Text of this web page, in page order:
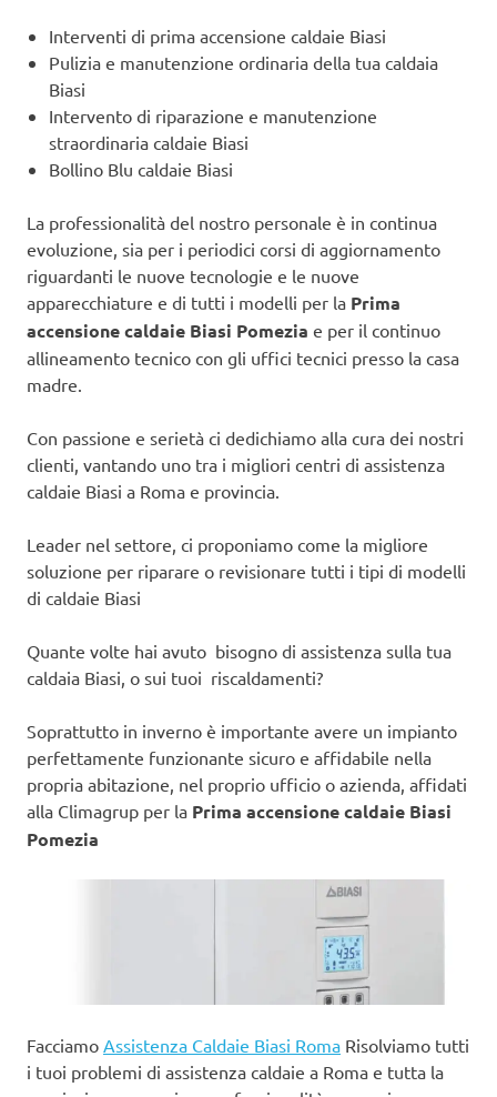
Interventi di prima accensione caldaie Biasi
Pulizia e manutenzione ordinaria della tua caldaia
Biasi
Intervento di riparazione e manutenzione
straordinaria caldaie Biasi
Bollino Blu caldaie Biasi
La professionalità del nostro personale è in continua
evoluzione, sia per i periodici corsi di aggiornamento
riguardanti le nuove tecnologie e le nuove
apparecchiature e di tutti i modelli per la Prima
accensione caldaie Biasi Pomezia e per il continuo
allineamento tecnico con gli uffici tecnici presso la casa
madre.
Con passione e serietà ci dedichiamo alla cura dei nostri
clienti, vantando uno tra i migliori centri di assistenza
caldaie Biasi a Roma e provincia.
Leader nel settore, ci proponiamo come la migliore
soluzione per riparare o revisionare tutti i tipi di modelli
di caldaie Biasi
Quante volte hai avuto bisogno di assistenza sulla tua
caldaia Biasi, o sui tuoi riscaldamenti?
Soprattutto in inverno è importante avere un impianto
perfettamente funzionante sicuro e affidabile nella
propria abitazione, nel proprio ufficio o azienda, affidati
alla Climagrup per la Prima accensione caldaie Biasi
Pomezia
Facciamo Assistenza Caldaie Biasi Roma Risolviamo tutti
i tuoi problemi di assistenza caldaie a Roma e tutta la